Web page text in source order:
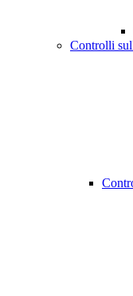
Controlli